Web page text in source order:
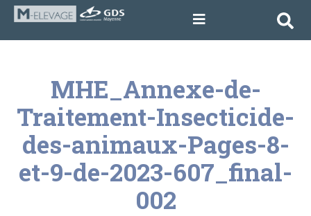
MHE_Annexe-de-
Traitement-Insecticide-
des-animaux-Pages-8-
et-9-de-2023-607_final-
002